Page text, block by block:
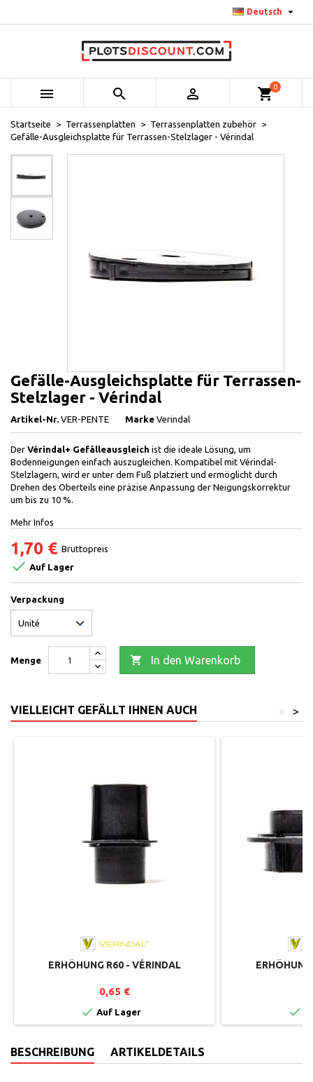
Deutsch 
   shopping_cart0
Startseite Terrassenplatten
Terrassenplatten zubehör
Gefälle-Ausgleichsplatte für Terrassen-Stelzlager - Vérindal
Gefälle-Ausgleichsplatte für Terrassen-
Stelzlager - Vérindal
Artikel-Nr. VER-PENTE Marke Verindal
Der Vérindal+ Gefälleausgleich ist die ideale Lösung, um
Bodenneigungen einfach auszugleichen. Kompatibel mit Vérindal-
Stelzlagern, wird er unter dem Fuß platziert und ermöglicht durch
Drehen des Oberteils eine präzise Anpassung der Neigungskorrektur
um bis zu 10 %.
Mehr Infos
1,70 € Bruttopreis
 Auf Lager
Verpackung
Menge  In den Warenkorb
VIELLEICHT GEFÄLLT IHNEN AUCH >
<
ERHÖHUNG R60 - VÉRINDAL
0,65 €
 Auf Lager 
BESCHREIBUNG ARTIKELDETAILS